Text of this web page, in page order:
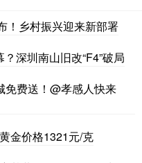
！乡村振兴迎来新部署
深圳南山旧改“F4”破局
免费送！@孝感人快来
金价格1321元/克